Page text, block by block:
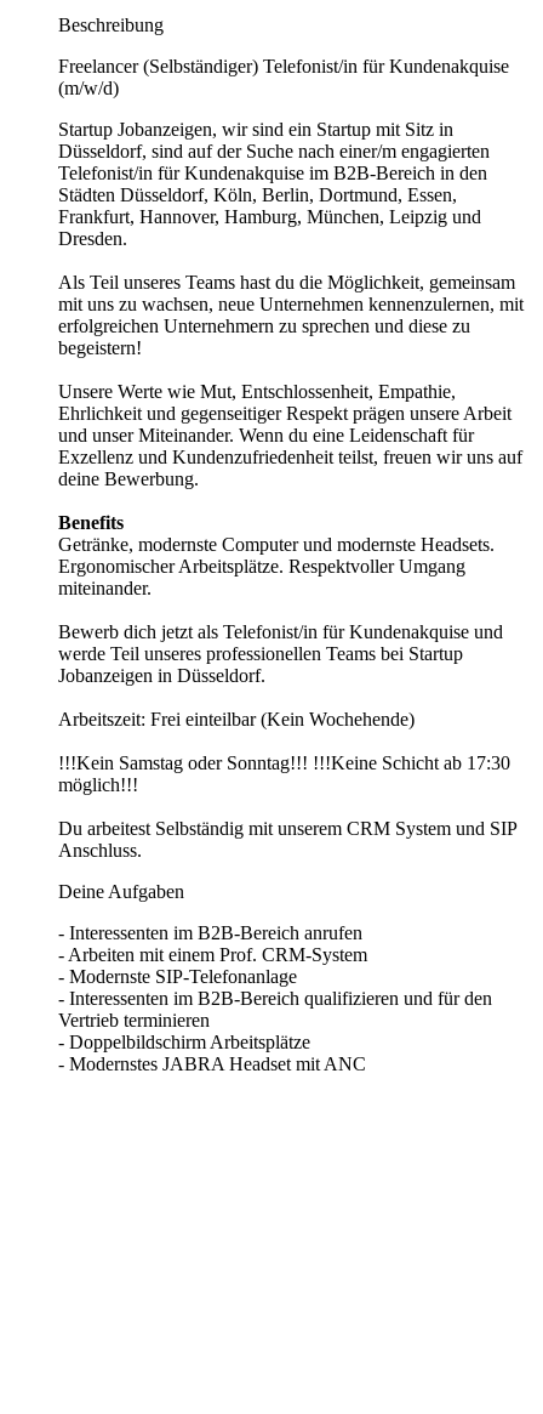
Beschreibung
Freelancer (Selbständiger) Telefonist/in für Kundenakquise
(m/w/d)
Startup Jobanzeigen, wir sind ein Startup mit Sitz in
Düsseldorf, sind auf der Suche nach einer/m engagierten
Telefonist/in für Kundenakquise im B2B-Bereich in den
Städten Düsseldorf, Köln, Berlin, Dortmund, Essen,
Frankfurt, Hannover, Hamburg, München, Leipzig und
Dresden.
Als Teil unseres Teams hast du die Möglichkeit, gemeinsam
mit uns zu wachsen, neue Unternehmen kennenzulernen, mit
erfolgreichen Unternehmern zu sprechen und diese zu
begeistern!
Unsere Werte wie Mut, Entschlossenheit, Empathie,
Ehrlichkeit und gegenseitiger Respekt prägen unsere Arbeit
und unser Miteinander. Wenn du eine Leidenschaft für
Exzellenz und Kundenzufriedenheit teilst, freuen wir uns auf
deine Bewerbung.
Benefits
Getränke, modernste Computer und modernste Headsets.
Ergonomischer Arbeitsplätze. Respektvoller Umgang
miteinander.
Bewerb dich jetzt als Telefonist/in für Kundenakquise und
werde Teil unseres professionellen Teams bei Startup
Jobanzeigen in Düsseldorf.
Arbeitszeit: Frei einteilbar (Kein Wochehende)
!!!Kein Samstag oder Sonntag!!! !!!Keine Schicht ab 17:30
möglich!!!
Du arbeitest Selbständig mit unserem CRM System und SIP
Anschluss.
Deine Aufgaben
- Interessenten im B2B-Bereich anrufen
- Arbeiten mit einem Prof. CRM-System
- Modernste SIP-Telefonanlage
- Interessenten im B2B-Bereich qualifizieren und für den
Vertrieb terminieren
- Doppelbildschirm Arbeitsplätze
- Modernstes JABRA Headset mit ANC